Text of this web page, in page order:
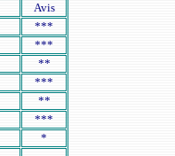
Avis
***
***
**
***
**
***
*